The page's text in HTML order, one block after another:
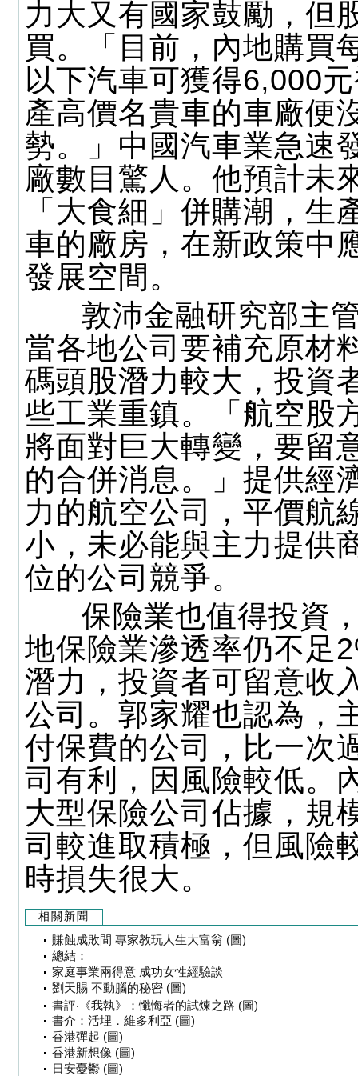
力大又有國家鼓勵，但
買。「目前，內地購買
以下汽車可獲得6,000
產高價名貴車的車廠便
勢。」中國汽車業急速
廠數目驚人。他預計未
「大食細」併購潮，生
車的廠房，在新政策中
發展空間。
敦沛金融研究部主
當各地公司要補充原材
碼頭股潛力較大，投資
些工業重鎮。「航空股
將面對巨大轉變，要留
的合併消息。」提供經
力的航空公司，平價航
小，未必能與主力提供
位的公司競爭。
保險業也值得投資
地保險業滲透率仍不足
潛力，投資者可留意收
公司。郭家耀也認為，
付保費的公司，比一次
司有利，因風險較低。
大型保險公司佔據，規
司較進取積極，但風險
時損失很大。
相關新聞
賺蝕成敗間 專家教玩人生大富翁 (圖)
總結：
家庭事業兩得意 成功女性經驗談
劉天賜 不動腦的秘密 (圖)
書評‧《我執》：懺悔者的試煉之路 (圖)
書介：活埋．維多利亞 (圖)
香港彈起 (圖)
香港新想像 (圖)
日安憂鬱 (圖)